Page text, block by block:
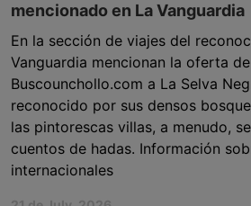
mencionado en La Vanguardia
En la sección de viajes del
Vanguardia mencionan la oferta
Buscounchollo.com a La Selva
reconocido por sus densos
las pintorescas villas, a menudo,
cuentos de hadas. Información
internacionales